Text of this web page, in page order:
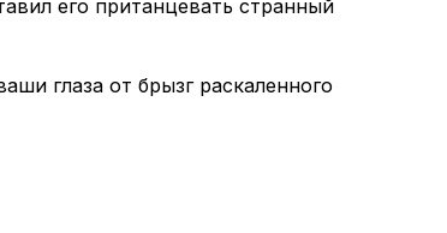
его пританцевать странный
глаза от брызг раскаленного